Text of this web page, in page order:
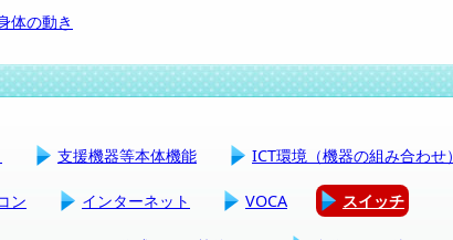
体の動き
支援機器等本体機能 ICT環境（機器の組み合わせ）
ン インターネット VOCA スイッチ